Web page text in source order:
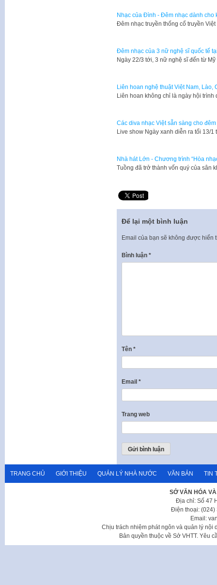
Nhạc của Đình - Đêm nhạc dành cho
Đêm nhạc truyền thống cổ truyền
Đêm nhạc của 3 nữ nghệ sĩ quốc tế
Ngày 22/3 tới, 3 nữ nghệ sĩ đến từ
Liên hoan nghệ thuật Việt Nam, Lào,
Liên hoan không chỉ là ngày hội
Các diva nhạc Việt sẵn sàng cho
Live show Ngày xanh diễn ra tối 13/
​Nhà hát Lớn - Chương trình “Hòa
Tuồng đã trở thành vốn quý của sân
Để lại một bình luận
Email của bạn sẽ không được hiển
Bình luận *
Tên *
Email *
Trang web
TRANG CHỦ GIỚI THIỆU QUẢN LÝ NHÀ NƯỚC VĂN BẢN TIN
SỞ VĂN HÓA
Địa chỉ: Số 47
Điện thoại: (024)
Email:
Chịu trách nhiệm phát ngôn và quản lý nội
Bản quyền thuộc về Sở VHTT. Yêu